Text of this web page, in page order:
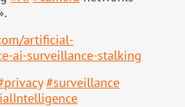
artificial-
ai-surveillance-stalking
privacy #surveillance